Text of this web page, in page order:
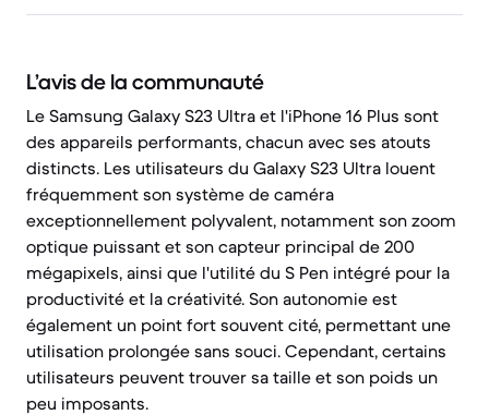
L’avis de la communauté
Le Samsung Galaxy S23 Ultra et l'iPhone 16 Plus sont
des appareils performants, chacun avec ses atouts
distincts. Les utilisateurs du Galaxy S23 Ultra louent
fréquemment son système de caméra
exceptionnellement polyvalent, notamment son zoom
optique puissant et son capteur principal de 200
mégapixels, ainsi que l'utilité du S Pen intégré pour la
productivité et la créativité. Son autonomie est
également un point fort souvent cité, permettant une
utilisation prolongée sans souci. Cependant, certains
utilisateurs peuvent trouver sa taille et son poids un
peu imposants.